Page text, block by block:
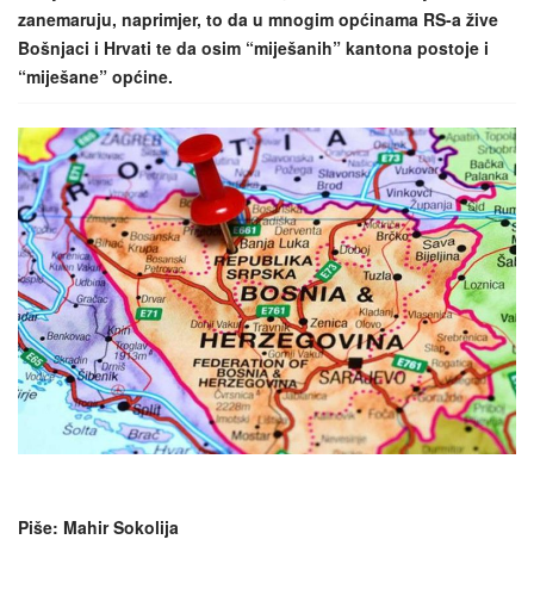
o
n
zanemaruju, naprimjer, to da u mnogim općinama RS-a žive
Bošnjaci i Hrvati te da osim “miješanih” kantona postoje i
“miješane” općine.
Piše: Mahir Sokolija